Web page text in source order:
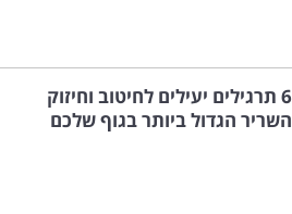
6 תרגילים יעילים לחיטוב וחיזוק
השריר הגדול ביותר בגוף שלכם